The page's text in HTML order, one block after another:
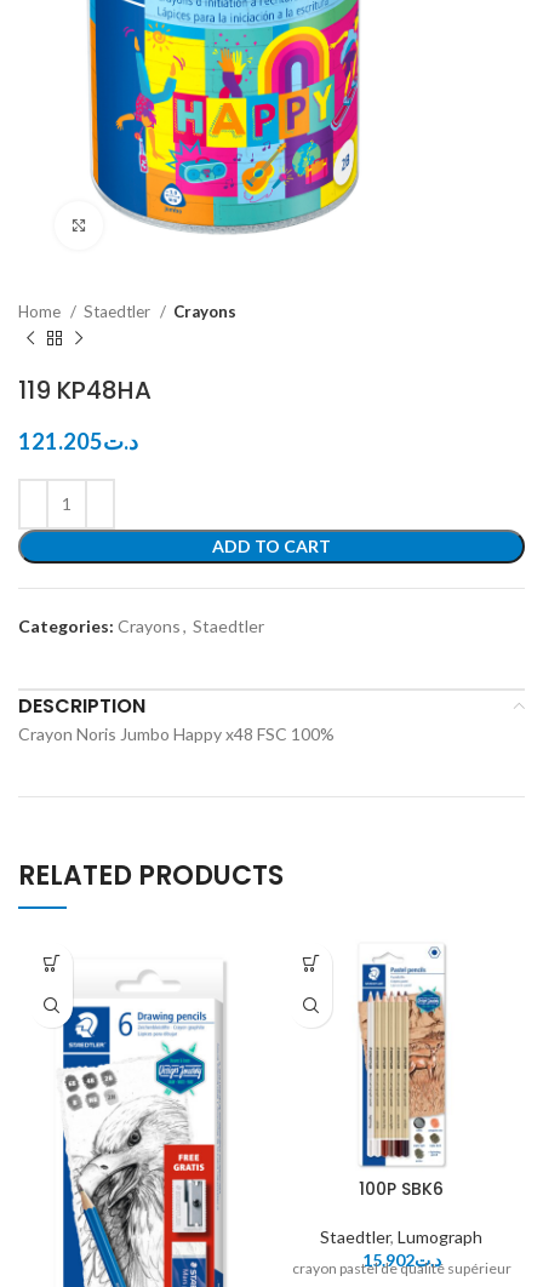
Click to enlarge
Home Staedtler Crayons
119 KP48HA
د.ت121.205
ADD TO CART
Categories: Crayons, Staedtler
DESCRIPTION
Crayon Noris Jumbo Happy x48 FSC 100%
RELATED PRODUCTS
100P SBK6
Staedtler, Lumograph
د.ت15.902
crayon pastel de qualité supérieur